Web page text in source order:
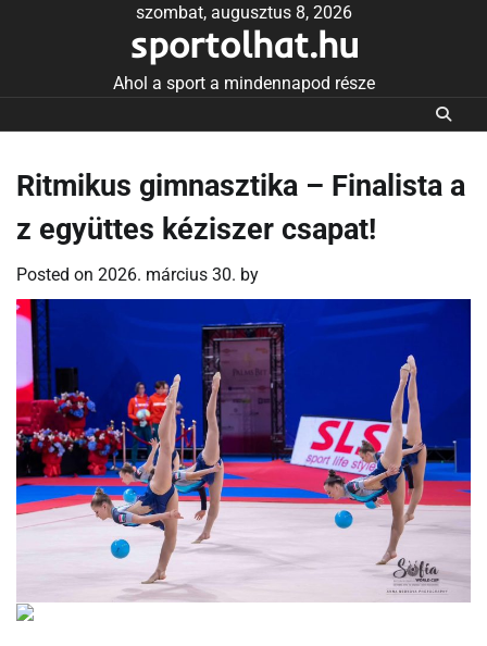
szombat, augusztus 8, 2026
sportolhat.hu
Ahol a sport a mindennapod része
Ritmikus gimnasztika – Finalista a
z együttes kéziszer csapat!
Posted on 2026. március 30. by